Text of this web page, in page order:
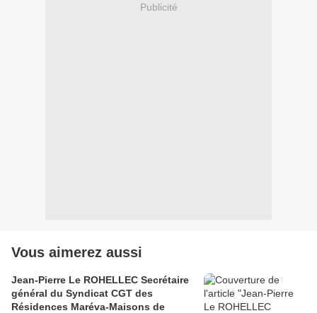
Publicité
Vous aimerez aussi
Jean-Pierre Le ROHELLEC Secrétaire
général du Syndicat CGT des
Résidences Maréva-Maisons de